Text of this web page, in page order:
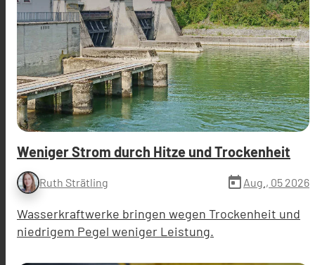
Weniger Strom durch Hitze und Trockenheit
Ruth Strätling today Aug., 05 2026
Wasserkraftwerke bringen wegen Trockenheit und
niedrigem Pegel weniger Leistung.